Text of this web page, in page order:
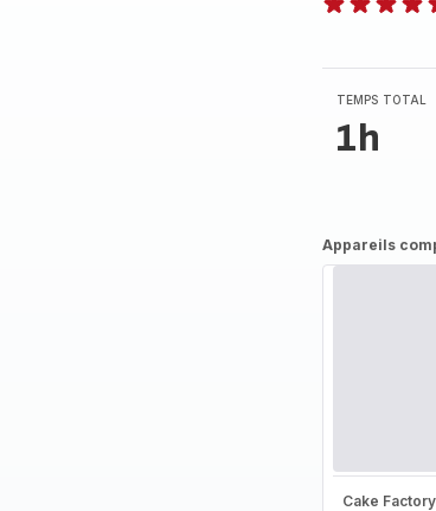
étoiles
(moyenne)
TEMPS TOTAL
1h
Appareils
Cake